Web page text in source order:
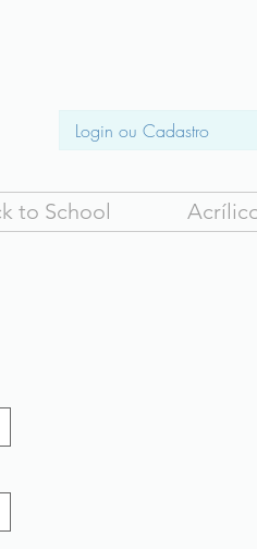
Login ou Cadastro
to School